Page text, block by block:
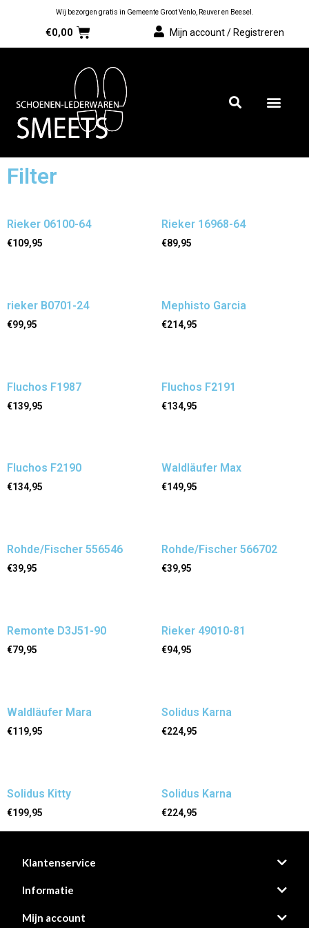
Wij bezorgen gratis in Gemeente Groot Venlo, Reuver en Beesel.
€0,00 Mijn account / Registreren
Filter
Rieker 06100-64
€109,95
Rieker 16968-64
€89,95
rieker B0701-24
€99,95
Mephisto Garcia
€214,95
Fluchos F1987
€139,95
Fluchos F2191
€134,95
Fluchos F2190
€134,95
Waldläufer Max
€149,95
Rohde/Fischer 556546
€39,95
Rohde/Fischer 566702
€39,95
Remonte D3J51-90
€79,95
Rieker 49010-81
€94,95
Waldläufer Mara
€119,95
Solidus Karna
€224,95
Solidus Kitty
€199,95
Solidus Karna
€224,95
Klantenservice
Informatie
Mijn account